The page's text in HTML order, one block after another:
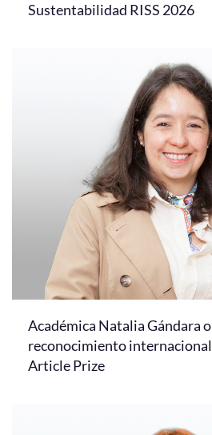
Sustentabilidad RISS 2026
Académica Natalia Gándara
reconocimiento internacional
Article Prize